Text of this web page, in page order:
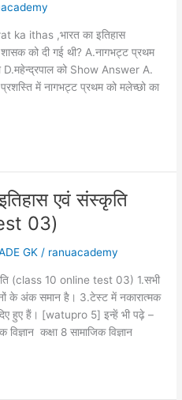
ka ithas ,भारत का इतिहास
शासक को दी गई थी? A.नागभट्ट प्रथम
D.महेन्द्रपाल को Show Answer A.
में नागभट्ट प्रथम को मलेच्छो का
एवं संस्कृति
03)
GK / ranuacademy
(class 10 online test 03) 1.सभी
के अंक समान है। 3.टेस्ट में नकारात्मक
हुए हैं। [watupro 5] इन्हें भी पढ़े –
विज्ञान कक्षा 8 सामाजिक विज्ञान